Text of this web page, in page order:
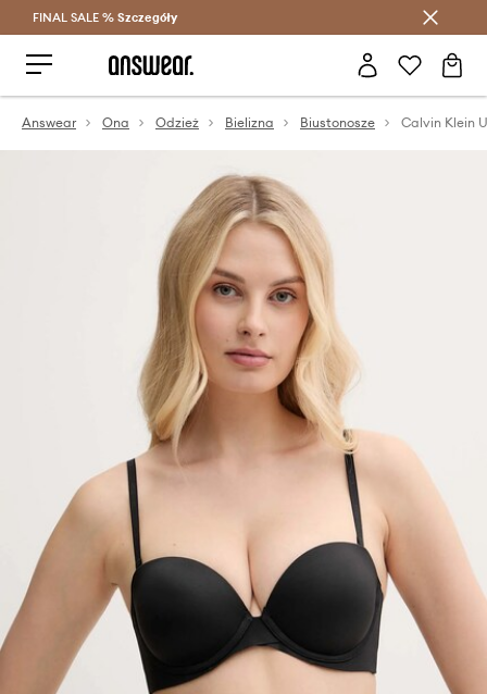
Oszczędzaj z Answear Club >
FINAL SALE % Szczegóły
Answear Ona Odzież Bielizna Biustonosze Calvin Klein